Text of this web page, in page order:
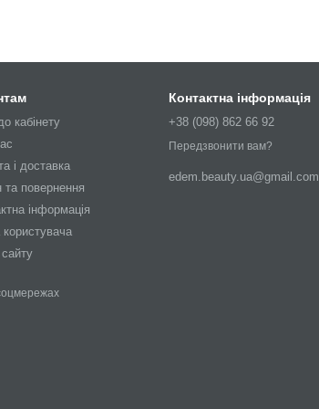
кабінету
і доставка
та повернення
інформація
користувача
Контактна інформація
+38 (098) 862 66 92
Передзвонити вам?
edem.beauty.ua@gmail.com